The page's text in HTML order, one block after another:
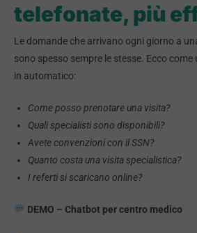
telefonate, più
Le domande che arrivano ogni giorno a
sono spesso sempre le stesse. Ecco
in automatico:
Come posso prenotare una visita?
Quali specialisti sono disponibili?
Avete convenzioni con il SSN?
Quanto costa una visita specialistica?
I referti si scaricano online?
DEMO – Chatbot per centro medico